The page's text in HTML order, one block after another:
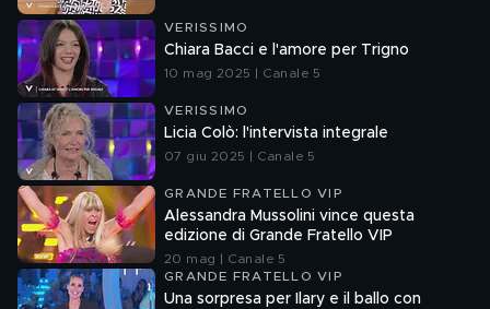
VERISSIMO
Chiara Bacci e l'amore per Trigno
10 mag 2025 | Canale 5
VERISSIMO
Licia Colò: l'intervista integrale
07 giu 2025 | Canale 5
GRANDE FRATELLO VIP
Alessandra Mussolini vince questa
edizione di Grande Fratello VIP
20 mag | Canale 5
GRANDE FRATELLO VIP
Una sorpresa per Ilary e il ballo con